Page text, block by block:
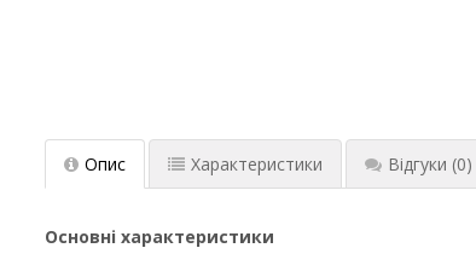
Опис Характеристики Відгуки (0)
Основні характеристики